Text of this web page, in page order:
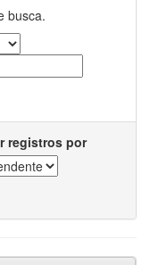
busca.
registros por